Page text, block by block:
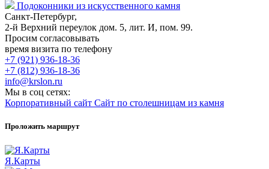
Подоконники из искусственного камня
Санкт-Петербург,
2-й Верхний переулок дом. 5, лит. И, пом. 99.
Просим согласовывать
время визита по телефону
+7 (921) 936-18-36
+7 (812) 936-18-36
info@krslon.ru
Мы в соц сетях:
Корпоративный сайт Сайт по столешницам из камня
Проложить маршрут
Я.Карты